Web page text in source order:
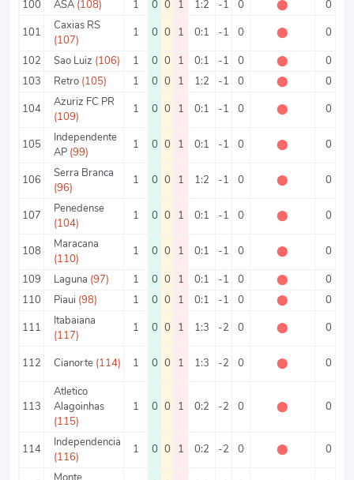
100 ASA (108) 1 0 0 1 1:2 -1 0 ⬤ 0
101
Caxias RS
(107)
1 0 0 1 0:1 -1 0 ⬤ 0
102
Sao Luiz (106) 1 0 0 1 0:1 -1 0 ⬤ 0
103
Retro (105) 1 0 0 1 1:2 -1 0 ⬤ 0
104
Azuriz FC PR
(109)
1 0 0 1 0:1 -1 0 ⬤ 0
105
Independente
AP (99)
1 0 0 1 0:1 -1 0 ⬤ 0
106
Serra Branca
(96)
1 0 0 1 1:2 -1 0 ⬤ 0
107
Penedense
(104)
1 0 0 1 0:1 -1 0 ⬤ 0
108
Maracana
(110)
1 0 0 1 0:1 -1 0 ⬤ 0
109
Laguna (97) 1 0 0 1 0:1 -1 0 ⬤ 0
110
Piaui (98) 1 0 0 1 0:1 -1 0 ⬤ 0
111
Itabaiana
(117)
1 0 0 1 1:3 -2 0 ⬤ 0
112 Cianorte (114) 1 0 0 1 1:3 -2 0 ⬤ 0
113
Atletico
Alagoinhas
(115)
1 0 0 1 0:2 -2 0 ⬤ 0
114
Independencia
(116)
1 0 0 1 0:2 -2 0 ⬤ 0